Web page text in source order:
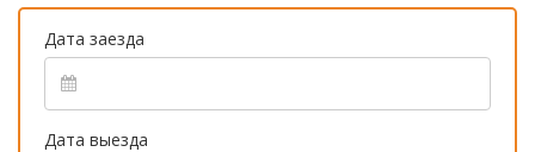
Дата заезда
Дата выезда